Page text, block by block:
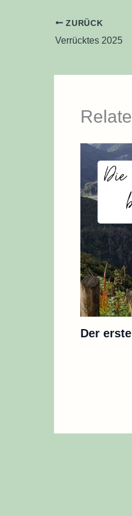
ZURÜCK
Verrücktes 2025
Der